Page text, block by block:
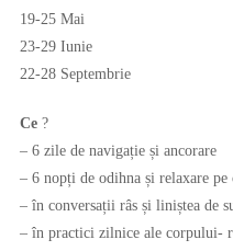
19-25 Mai
23-29 Iunie
22-28 Septembrie
Ce ?
– 6 zile de navigație și ancorare
– 6 nopți de odihna și relaxare pe
– în conversații râs și liniștea de
– în practici zilnice ale corpului-